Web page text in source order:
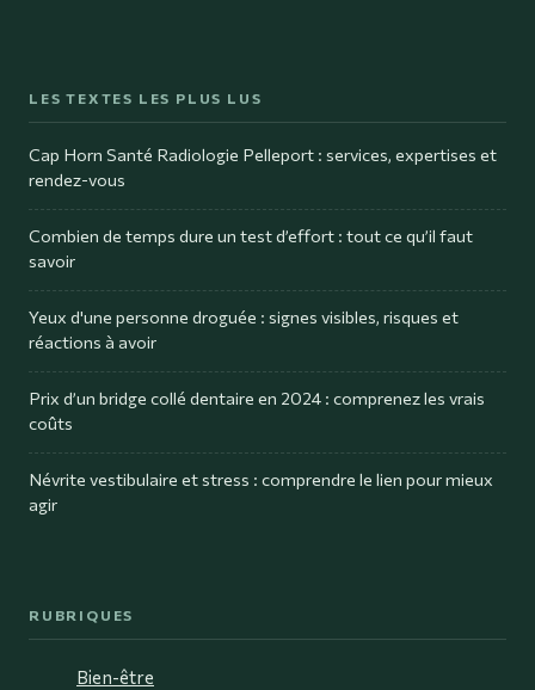
LES TEXTES LES PLUS LUS
Cap Horn Santé Radiologie Pelleport : services, expertises et
rendez-vous
Combien de temps dure un test d’effort : tout ce qu’il faut
savoir
Yeux d'une personne droguée : signes visibles, risques et
réactions à avoir
Prix d’un bridge collé dentaire en 2024 : comprenez les vrais
coûts
Névrite vestibulaire et stress : comprendre le lien pour mieux
agir
RUBRIQUES
Bien-être